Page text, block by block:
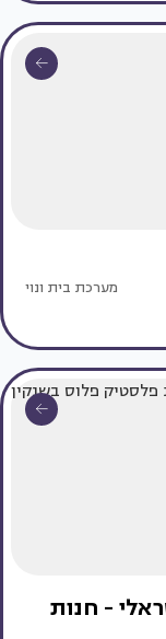
מערכת בית ונוי
- חנות